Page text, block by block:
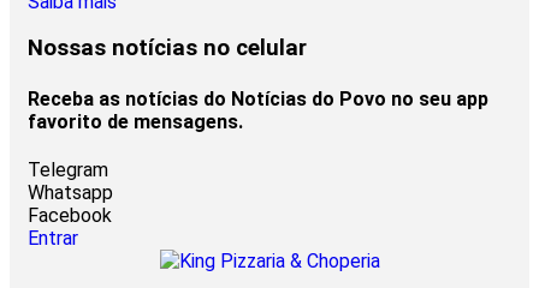
Nossas notícias no celular
Receba as notícias do Notícias do Povo no seu app
favorito de mensagens.
Telegram
Whatsapp
Facebook
Entrar